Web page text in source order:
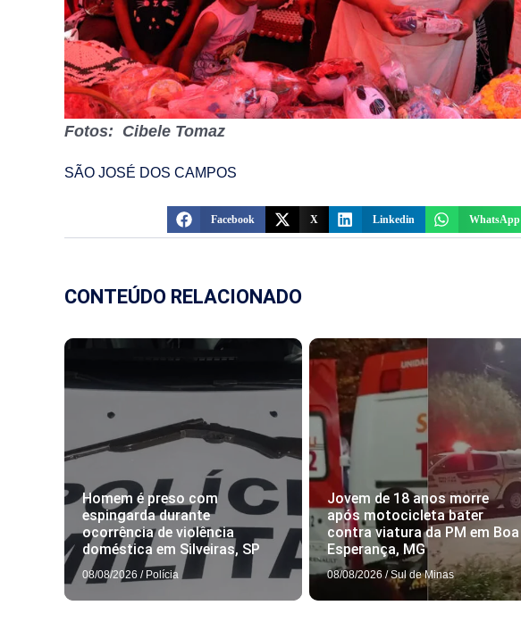
Fotos: Cibele Tomaz
SÃO JOSÉ DOS CAMPOS
Facebook X Linkedin WhatsApp
CONTEÚDO RELACIONADO
Homem é preso com
espingarda durante
ocorrência de violência
doméstica em Silveiras, SP
08/08/2026 / Polícia
Jovem de 18 anos morre
após motocicleta bater
contra viatura da PM em Boa
Esperança, MG
08/08/2026 / Sul de Minas